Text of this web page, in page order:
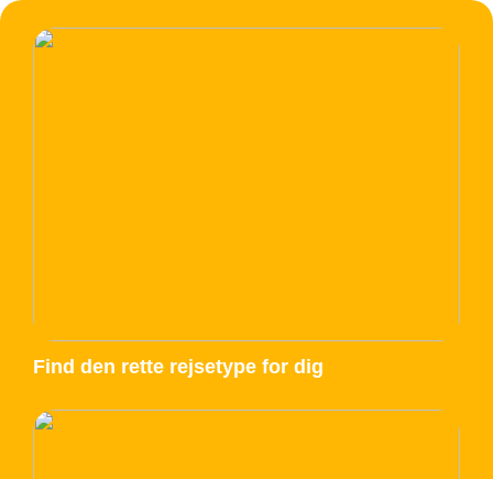
Find den rette rejsetype for dig